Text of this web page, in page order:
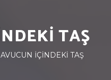
TAŞ
AVUCUN İÇİNDEKİ TAŞ